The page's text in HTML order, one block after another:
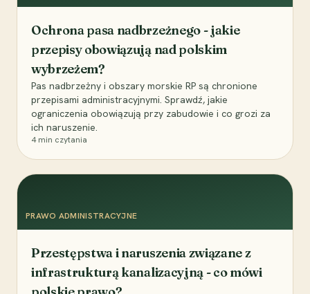
Ochrona pasa nadbrzeżnego - jakie
przepisy obowiązują nad polskim
wybrzeżem?
Pas nadbrzeżny i obszary morskie RP są chronione
przepisami administracyjnymi. Sprawdź, jakie
ograniczenia obowiązują przy zabudowie i co grozi za
ich naruszenie.
4min czytania
PRAWO ADMINISTRACYJNE
Przestępstwa i naruszenia związane z
infrastrukturą kanalizacyjną - co mówi